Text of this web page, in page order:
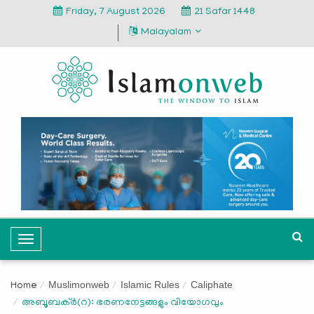
Friday, 7 August 2026
21 Safar 1448
Malayalam
T
o
g
l
Home Muslimonweb Islamic Rules Caliphate
അബൂബക്ര്‍(റ): ഭരണനേട്ടങ്ങളും വിയോഗവും